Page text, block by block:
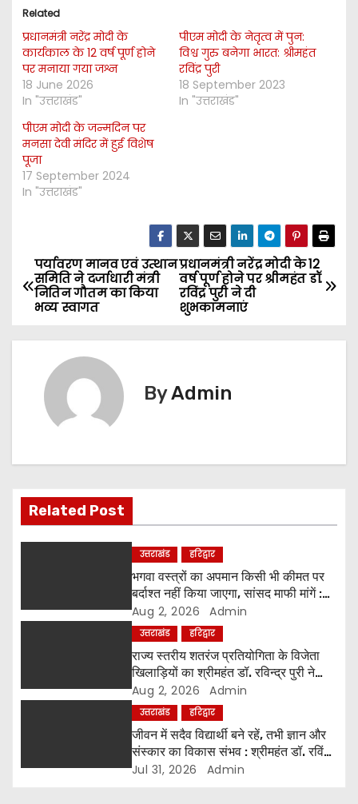
Related
प्रधानमंत्री नरेंद्र मोदी के
कार्यकाल के 12 वर्ष पूर्ण होने
पर मनाया गया जश्न
18 June 2026
In "उत्तराखंड"
पीएम मोदी के नेतृत्व में पुन:
विश्व गुरु बनेगा भारत: श्रीमहंत
रविंद्र पुरी
18 September 2023
In "उत्तराखंड"
पीएम मोदी के जन्मदिन पर
मनसा देवी मंदिर में हुई विशेष
पूजा
17 September 2024
In "उत्तराखंड"
P
o
s
g
t
n
प्रधानमंत्री नरेंद्र मोदी के 12
वर्ष पूर्ण होने पर श्रीमहंत डॉ.
रविंद्र पुरी ने दी
शुभकामनाएं
पर्यावरण मानव एवं उत्थान
समिति ने दर्जाधारी मंत्री
नितिन गौतम का किया
भव्य स्वागत
ByAdmin
Related Post
उत्तराखंड हरिद्वार
भगवा वस्त्रों का अपमान किसी भी कीमत पर
बर्दाश्त नहीं किया जाएगा, सांसद माफी मांगें :
श्रीमहंत डॉ. रविंद्र पुरी महाराज
Aug 2, 2026 Admin
उत्तराखंड हरिद्वार
राज्य स्तरीय शतरंज प्रतियोगिता के विजेता
खिलाड़ियों का श्रीमहंत डॉ. रविन्द्र पुरी ने
किया सम्मान
Aug 2, 2026 Admin
उत्तराखंड हरिद्वार
जीवन में सदैव विद्यार्थी बने रहें, तभी ज्ञान और
संस्कार का विकास संभव : श्रीमहंत डॉ. रविंद्र
पुरी
Jul 31, 2026 Admin